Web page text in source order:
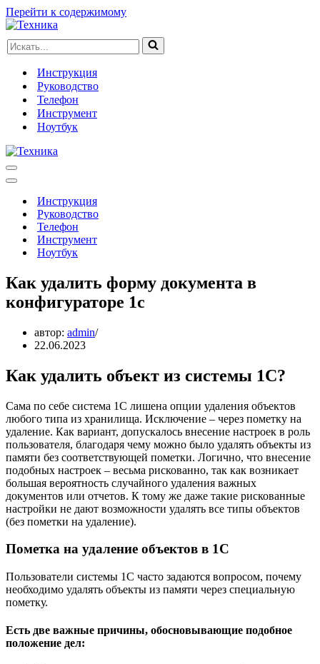
Перейти к содержимому
Искать...
Инструкция
Руководство
Телефон
Инструмент
Ноутбук
Меню
навигации
Меню
навигацииИнструкция
Руководство
Телефон
Инструмент
Ноутбук
Как удалить форму документа в
конфигураторе 1с
автор: admin
22.06.2023
Как удалить объект из системы 1С?
Сама по себе система 1С лишена опции удаления объектов
любого типа из хранилища. Исключение – через пометку на
удаление. Как вариант, допускалось внесение настроек в роль
пользователя, благодаря чему можно было удалять объекты из
памяти без соответствующей пометки. Логично, что внесение
подобных настроек – весьма рискованно, так как возникает
большая вероятность случайного удаления важных
документов или отчетов. К тому же даже такие рискованные
настройки не дают возможности удалять все типы объектов
(без пометки на удаление).
Пометка на удаление объектов в 1С
Пользователи системы 1С часто задаются вопросом, почему
необходимо удалять объекты из памяти через специальную
пометку.
Есть две важные причины, обосновывающие подобное
положение дел: